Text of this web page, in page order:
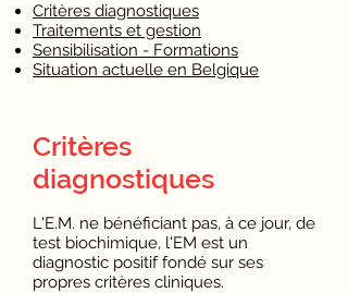
Critères diagnostiques
Traitements et gestion
Sensibilisation - Formations
Situation actuelle en Belgique
Critères
diagnostiques
L'E.M. ne bénéficiant pas, à ce jour, de
test biochimique, l'EM est un
diagnostic positif fondé sur ses
propres critères cliniques.